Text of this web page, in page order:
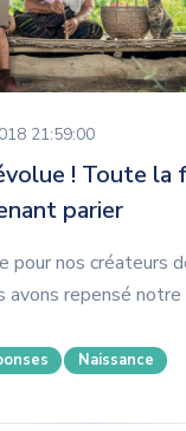
21:59:00
! Toute la
parier
pour nos créateurs
avons repensé
Naissance